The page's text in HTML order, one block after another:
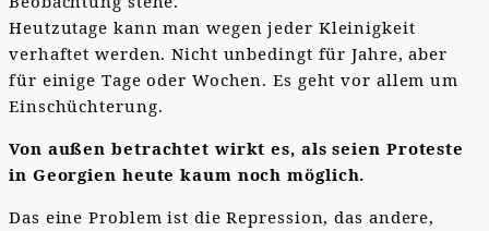
Heutzutage kann man wegen jeder Kleinigkeit
verhaftet werden. Nicht unbedingt für Jahre, aber
für einige Tage oder Wochen. Es geht vor allem um
Einschüchterung.
Von außen betrachtet wirkt es, als seien Proteste
in Georgien heute kaum noch möglich.
Das eine Problem ist die Repression, das andere,